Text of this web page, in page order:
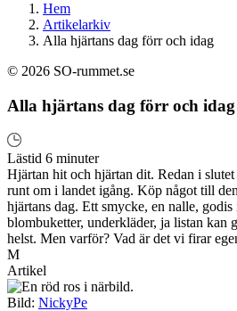
Hem
Artikelarkiv
Alla hjärtans dag förr och idag
© 2026 SO-rummet.se
Alla hjärtans dag förr och idag
Lästid 6 minuter
Hjärtan hit och hjärtan dit. Redan i
runt om i landet igång. Köp något till
hjärtans dag. Ett smycke, en nalle,
blombuketter, underkläder, ja listan kan
helst. Men varför? Vad är det vi firar
M
Artikel
Bild: NickyPe